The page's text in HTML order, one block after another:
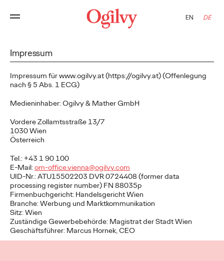
EN DE
Impressum
Impressum für www.ogilvy.at (https://ogilvy.at) (Offenlegung
nach § 5 Abs. 1 ECG)
Medieninhaber: Ogilvy & Mather GmbH
Vordere Zollamtsstraße 13/7
1030 Wien
Österreich
Tel.: +43 1 90 100
E-Mail:om-office.vienna@ogilvy.com
UID-Nr.: ATU15502203 DVR 0724408 (former data
processing register number) FN 88035p
Firmenbuchgericht: Handelsgericht Wien
Branche: Werbung und Marktkommunikation
Sitz: Wien
Zuständige Gewerbebehörde: Magistrat der Stadt Wien
Geschäftsführer: Marcus Hornek, CEO